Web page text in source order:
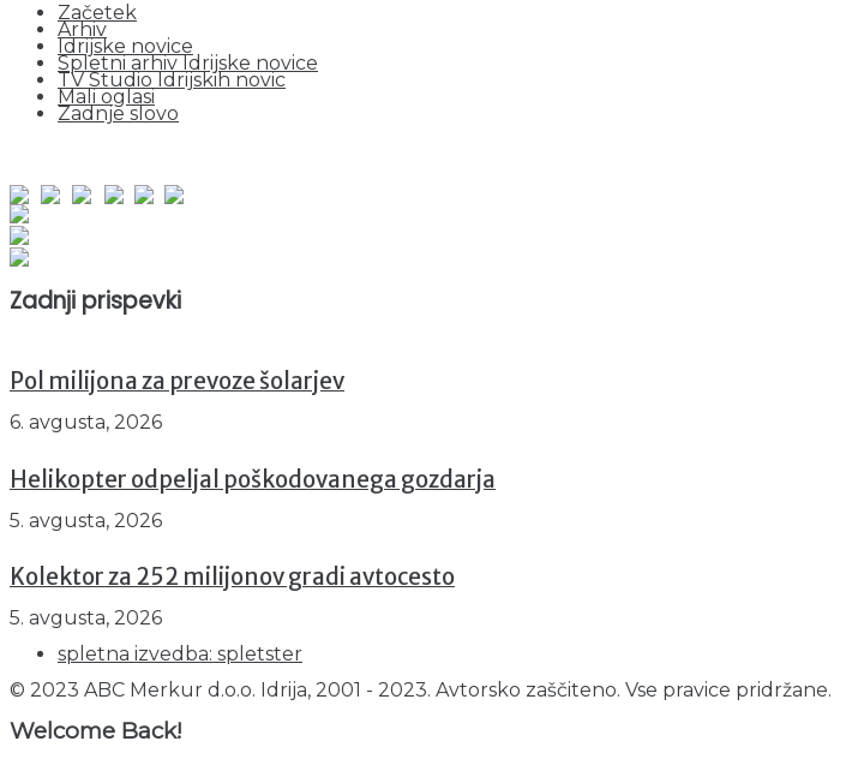
Začetek
Arhiv
Idrijske novice
Spletni arhiv Idrijske novice
TV Studio Idrijskih novic
Mali oglasi
Zadnje slovo
Zadnji prispevki
Pol milijona za prevoze šolarjev
6. avgusta, 2026
Helikopter odpeljal poškodovanega gozdarja
5. avgusta, 2026
Kolektor za 252 milijonov gradi avtocesto
5. avgusta, 2026
spletna izvedba: spletster
© 2023 ABC Merkur d.o.o. Idrija, 2001 - 2023. Avtorsko zaščiteno. Vse pravice pridržane.
Welcome Back!